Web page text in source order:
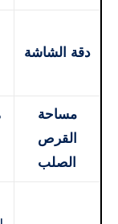
دقة الشاشة
مساحة
القرص
الصلب